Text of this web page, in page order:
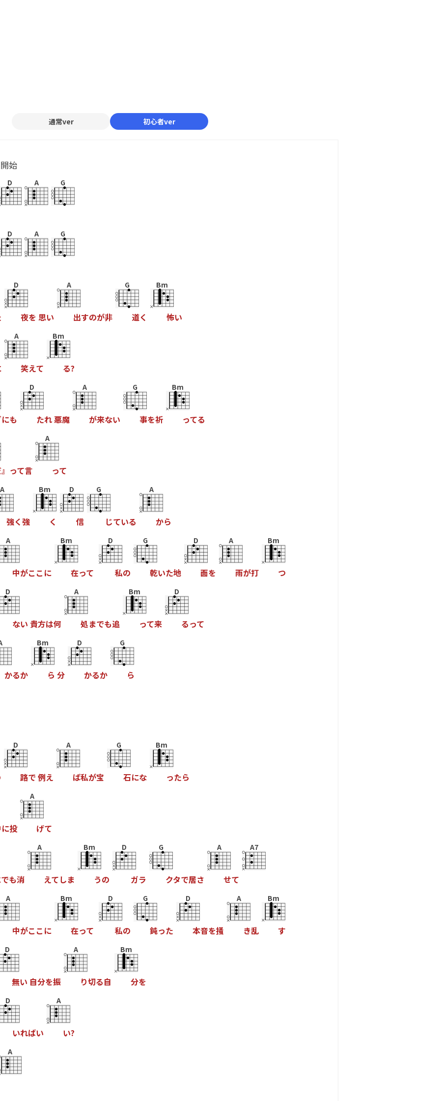
通常ver 初心者ver
始
D A G
D A G
D
夜を 思い
A
出すのが非
G
道く
Bm
怖い
A
笑えて
Bm
る?
にも
D
たれ悪魔
A
が来ない
G
事を祈
Bm
ってる
』 って言
A
って
A
強く強
Bm
く
D
信
G
じている
A
から
A
中がこ こ に
Bm
在って
D
私の
G
乾いた地
D
面を
A
雨が打
Bm
つ
D
ない 貴方は何
A
処までも追
Bm
って来
D
るって
かるか
Bm
ら 分
D
かるか
G
ら
D
路で 例え
A
ば私が宝
G
石にな
Bm
ったら
に投
A
げて
でも消
A
えてしま
Bm
うの
D
ガラ
G
クタで居さ
A
せて
A7
A
中がこ こ に
Bm
在って
D
私の
G
鈍った
D
本音を掻
A
き乱
Bm
す
D
無い 自分を振
A
り切る自
Bm
分を
D
いればい
A
い?
A